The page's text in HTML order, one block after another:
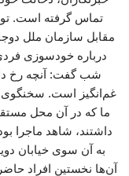
تماس گرفته است.
مقابل سازمان ملل
درباره خودسوزی
شب گفت: آنچه رخ
غم‌انگیز است. سخنگوی
ما که در آن محل
داشتند، شاهد ماجرا
به آن سوی خیابان
آن‌ها نخستین افراد